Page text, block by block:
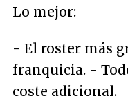
Lo mejor:
- El roster más
franquicia. -
coste adicional.